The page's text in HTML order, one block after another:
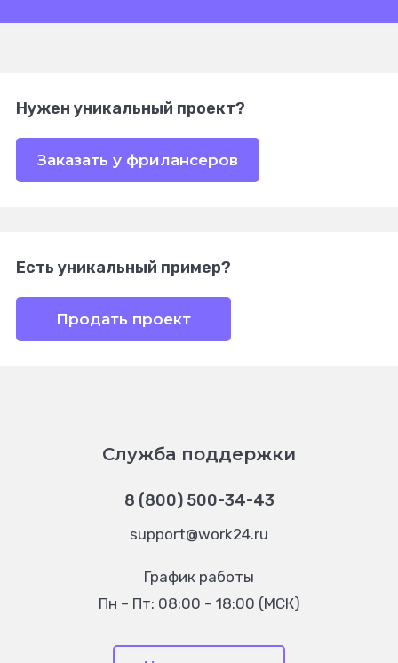
Нужен уникальный проект?
Заказать у фрилансеров
Есть уникальный пример?
Продать проект
Служба поддержки
8 (800) 500-34-43
support@work24.ru
График работы
Пн – Пт: 08:00 – 18:00 (МСК)